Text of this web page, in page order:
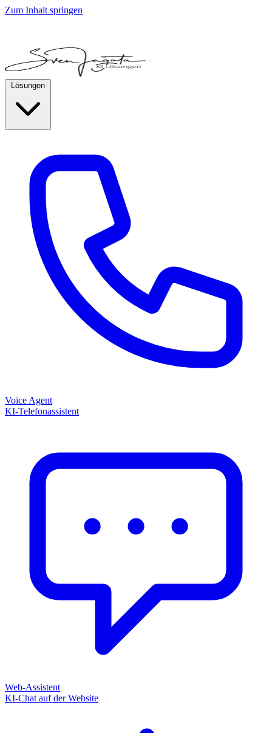
Zum Inhalt springen
Voice Agent
KI-Telefonassistent
Web-Assistent
KI-Chat auf der Website